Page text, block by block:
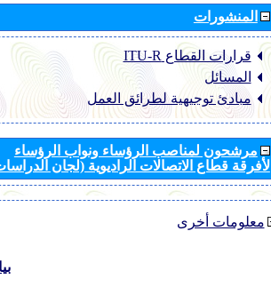
المنشورات
قرارات القطاع ‏ITU-R
المسائل
مبادئ توجيهية لطرائق العمل
مرشحون لمناصب الرؤساء ونواب الرؤساء
لأفرقة قطاع الاتصالات الراديوية (لجان
معلومات أخرى